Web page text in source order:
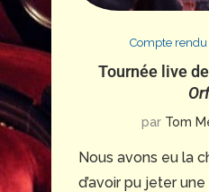
Compte rendu
Tournée live
par Tom
Nous avons eu la
d’avoir pu jeter